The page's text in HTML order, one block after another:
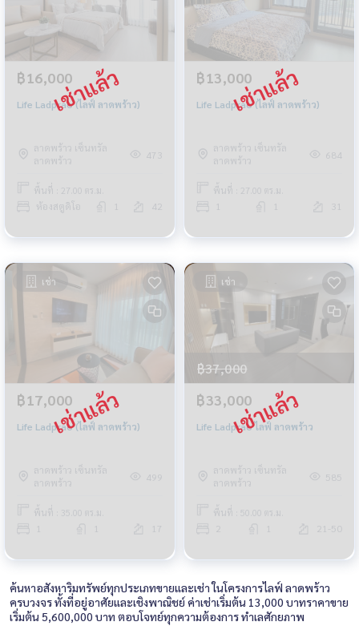
฿16,000
Life Ladprao (ไลฟ์ ลาดพร้าว)
ลาดพร้าว เซ็นทรัล
ลาดพร้าว
473
พื้นที่ : 27.00 ตร.ม.
ห้องสตูดิโอ 42
฿13,000
Life Ladprao (ไลฟ์ ลาดพร้าว)
ลาดพร้าว เซ็นทรัล
ลาดพร้าว
684
พื้นที่ : 27.00 ตร.ม.
เช่า
฿17,000
Life Ladprao (ไลฟ์ ลาดพร้าว)
ลาดพร้าว เซ็นทรัล
ลาดพร้าว
499
พื้นที่ : 35.00 ตร.ม.
17
เช่า
฿37,000
฿33,000
Life Ladprao ไลฟ์ ลาดพร้าว
ลาดพร้าว เซ็นทรัล
ลาดพร้าว
585
พื้นที่ : 50.00 ตร.ม.
21-50
ค้นหาอสังหาริมทรัพย์ทุกประเภทขายและเช่า ในโครงการไลฟ์ ลาดพร้าว
ครบวงจร ทั้งที่อยู่อาศัยและเชิงพาณิชย์ ค่าเช่าเริ่มต้น 13,000 บาทราคาขาย
เริ่มต้น 5,600,000 บาท ตอบโจทย์ทุกความต้องการ ทำเลศักยภาพ